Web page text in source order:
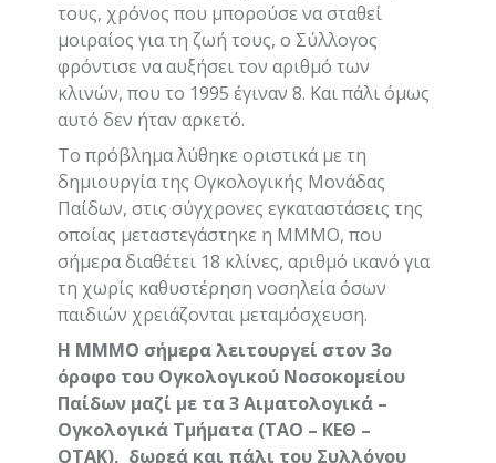
τους, χρόνος που μπορούσε να σταθεί
μοιραίος για τη ζωή τους, ο Σύλλογος
φρόντισε να αυξήσει τον αριθμό των
κλινών, που το 1995 έγιναν 8. Και πάλι όμως
αυτό δεν ήταν αρκετό.
Το πρόβλημα λύθηκε οριστικά με τη
δημιουργία της Ογκολογικής Μονάδας
Παίδων, στις σύγχρονες εγκαταστάσεις της
οποίας μεταστεγάστηκε η ΜΜΜΟ, που
σήμερα διαθέτει 18 κλίνες, αριθμό ικανό για
τη χωρίς καθυστέρηση νοσηλεία όσων
παιδιών χρειάζονται μεταμόσχευση.
Η ΜΜΜΟ σήμερα λειτουργεί στον 3o
όροφο του Ογκολογικού Νοσοκομείου
Παίδων μαζί με τα 3 Αιματολογικά –
Ογκολογικά Τμήματα (ΤΑΟ – ΚΕΘ –
ΟΤΑΚ), δωρεά και πάλι του Συλλόγου